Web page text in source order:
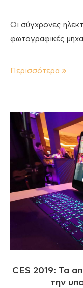
Οι σύγχρονες
φωτογραφικές
Περισσότερα
CES 2019: Τα
την